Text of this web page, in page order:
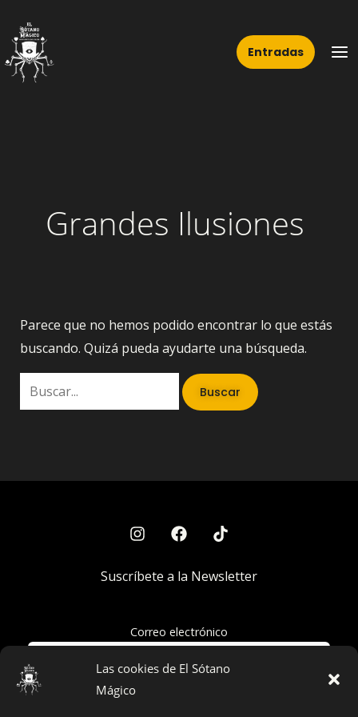
Las cookies de El Sótano
Mágico
contenido
Entradas
Grandes Ilusiones
Parece que no hemos podido encontrar lo que estás
buscando. Quizá pueda ayudarte una búsqueda.
por:
Suscríbete a la Newsletter
Correo electrónico
Acepto la política de privacidad